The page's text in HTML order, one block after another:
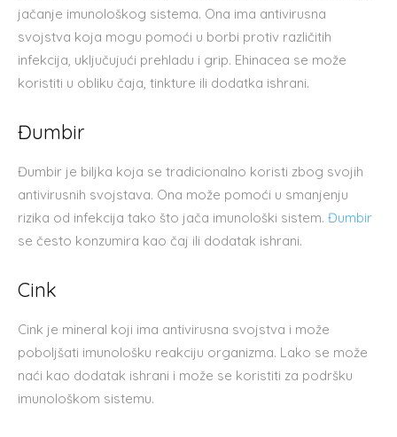
jačanje imunološkog sistema. Ona ima antivirusna
svojstva koja mogu pomoći u borbi protiv različitih
infekcija, uključujući prehladu i grip. Ehinacea se može
koristiti u obliku čaja, tinkture ili dodatka ishrani.
Đumbir
Đumbir je biljka koja se tradicionalno koristi zbog svojih
antivirusnih svojstava. Ona može pomoći u smanjenju
rizika od infekcija tako što jača imunološki sistem. Đumbir
se često konzumira kao čaj ili dodatak ishrani.
Cink
Cink je mineral koji ima antivirusna svojstva i može
poboljšati imunološku reakciju organizma. Lako se može
naći kao dodatak ishrani i može se koristiti za podršku
imunološkom sistemu.